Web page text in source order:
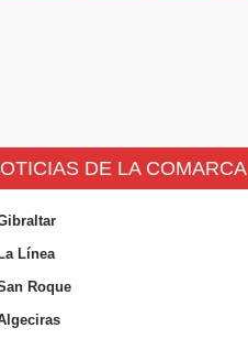
DE LA COMARCA
Línea
Roque